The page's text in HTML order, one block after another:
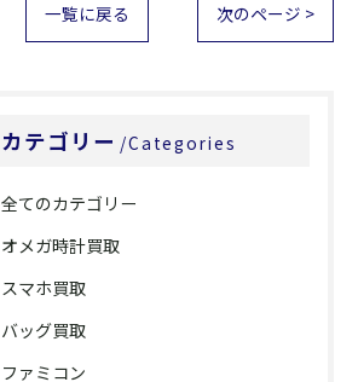
一覧に戻る 次のページ >
カテゴリー Categories
全てのカテゴリー
オメガ時計買取
スマホ買取
バッグ買取
ファミコン